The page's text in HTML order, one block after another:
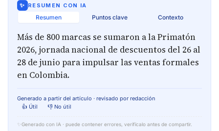
✨ RESUMEN CON IA
Resumen Puntos clave Contexto
Más de 800 marcas se sumaron a la Primatón
2026, jornada nacional de descuentos del 26 al
28 de junio para impulsar las ventas formales
en Colombia.
Generado a partir del artículo · revisado por redacción
👍 Útil
👎 No útil
✨ Generado con IA · puede contener errores, verifícalo antes de compartir.